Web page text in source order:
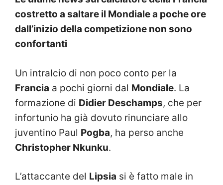
costretto a saltare il Mondiale a poche ore
dall’inizio della competizione non sono
confortanti
Un intralcio di non poco conto per la
Francia a pochi giorni dal Mondiale. La
formazione di Didier Deschamps, che per
infortunio ha già dovuto rinunciare allo
juventino Paul Pogba, ha perso anche
Christopher Nkunku.
L’attaccante del Lipsia si è fatto male in